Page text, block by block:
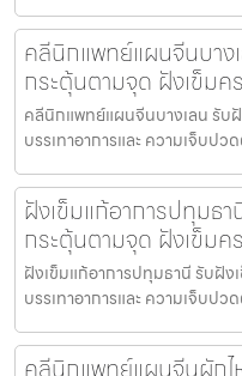
คลีนิกแพทย์แผนจีนบาง
กระตุ้นตามจุด ฝังเข็มค
คลีนิกแพทย์แผนจีนบางเลน รับ
บรรเทาอาการและ ความเจ็บป
ฝังเข็มแก้อาการปทุมธ
กระตุ้นตามจุด ฝังเข็มค
ฝังเข็มแก้อาการปทุมธานี รับฝัง
บรรเทาอาการและ ความเจ็บป